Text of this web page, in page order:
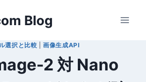
Blog
選択と比較 |画像生成API
2 対 Nano